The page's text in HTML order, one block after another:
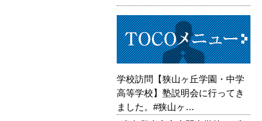
学校訪問【狭山ヶ丘学園・中学
高等学校】塾説明会に行ってき
ました。#狭山ヶ…